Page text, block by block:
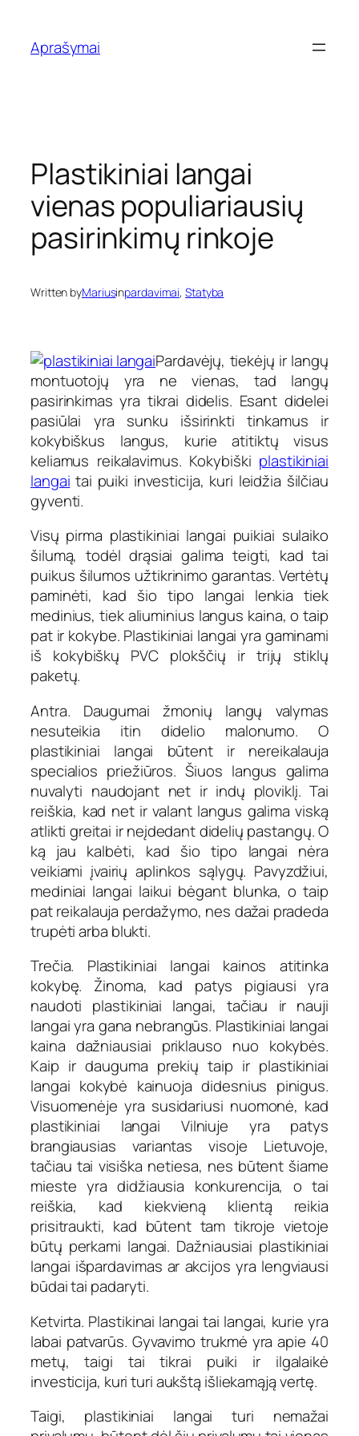
turinio
Aprašymai
Plastikiniai langai
vienas populiariausių
pasirinkimų rinkoje
Written byMariusinpardavimai, Statyba
Pardavėjų, tiekėjų ir langų
montuotojų yra ne vienas, tad langų
pasirinkimas yra tikrai didelis. Esant didelei
pasiūlai yra sunku išsirinkti tinkamus ir
kokybiškus langus, kurie atitiktų visus
keliamus reikalavimus. Kokybiški plastikiniai
langai tai puiki investicija, kuri leidžia šilčiau
gyventi.
Visų pirma plastikiniai langai puikiai sulaiko
šilumą, todėl drąsiai galima teigti, kad tai
puikus šilumos užtikrinimo garantas. Vertėtų
paminėti, kad šio tipo langai lenkia tiek
medinius, tiek aliuminius langus kaina, o taip
pat ir kokybe. Plastikiniai langai yra gaminami
iš kokybiškų PVC plokščių ir trijų stiklų
paketų.
Antra. Daugumai žmonių langų valymas
nesuteikia itin didelio malonumo. O
plastikiniai langai būtent ir nereikalauja
specialios priežiūros. Šiuos langus galima
nuvalyti naudojant net ir indų ploviklį. Tai
reiškia, kad net ir valant langus galima viską
atlikti greitai ir neįdedant didelių pastangų. O
ką jau kalbėti, kad šio tipo langai nėra
veikiami įvairių aplinkos sąlygų. Pavyzdžiui,
mediniai langai laikui bėgant blunka, o taip
pat reikalauja perdažymo, nes dažai pradeda
trupėti arba blukti.
Trečia. Plastikiniai langai kainos atitinka
kokybę. Žinoma, kad patys pigiausi yra
naudoti plastikiniai langai, tačiau ir nauji
langai yra gana nebrangūs. Plastikiniai langai
kaina dažniausiai priklauso nuo kokybės.
Kaip ir dauguma prekių taip ir plastikiniai
langai kokybė kainuoja didesnius pinigus.
Visuomenėje yra susidariusi nuomonė, kad
plastikiniai langai Vilniuje yra patys
brangiausias variantas visoje Lietuvoje,
tačiau tai visiška netiesa, nes būtent šiame
mieste yra didžiausia konkurencija, o tai
reiškia, kad kiekvieną klientą reikia
prisitraukti, kad būtent tam tikroje vietoje
būtų perkami langai. Dažniausiai plastikiniai
langai išpardavimas ar akcijos yra lengviausi
būdai tai padaryti.
Ketvirta. Plastikinai langai tai langai, kurie yra
labai patvarūs. Gyvavimo trukmė yra apie 40
metų, taigi tai tikrai puiki ir ilgalaikė
investicija, kuri turi aukštą išliekamąją vertę.
Taigi, plastikiniai langai turi nemažai